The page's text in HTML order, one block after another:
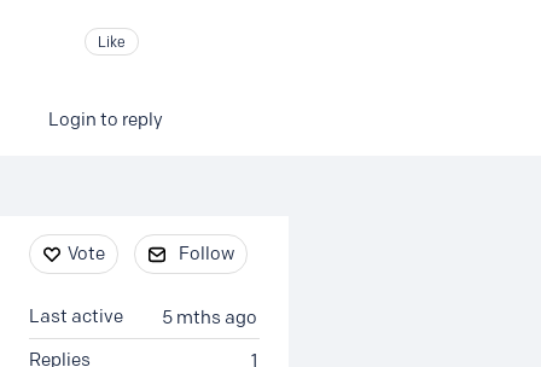
Like
Login to reply
Content aside
Vote Follow
5 mths ago
Last active
1
Replies